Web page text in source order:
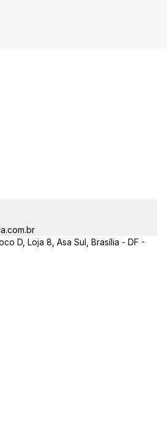
D, Loja 8, Asa Sul, Brasília - DF -